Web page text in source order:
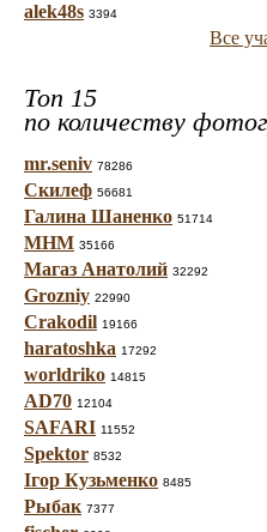
alek48s 3394
Все
Топ 15
по количеству
mr.seniv 78286
Скилеф 56681
Галина Шаненко 51714
МНМ 35166
Магаз Анатолий 32292
Grozniy 22990
Crakodil 19166
haratoshka 17292
worldriko 14815
AD70 12104
SAFARI 11552
Spektor 8532
Ігор Кузьменко 8485
Рыбак 7377